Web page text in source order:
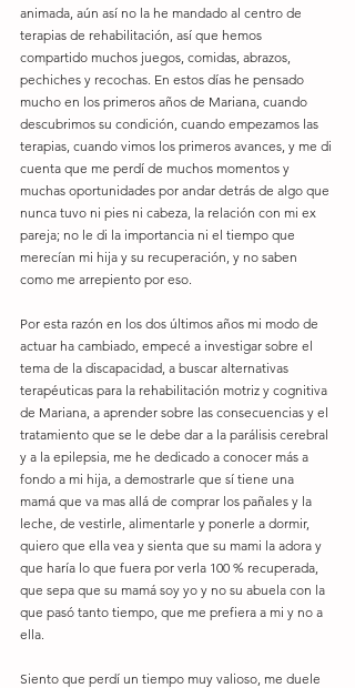
animada, aún así no la he mandado al centro de
terapias de rehabilitación, así que hemos
compartido muchos juegos, comidas, abrazos,
pechiches y recochas. En estos días he pensado
mucho en los primeros años de Mariana, cuando
descubrimos su condición, cuando empezamos las
terapias, cuando vimos los primeros avances, y me di
cuenta que me perdí de muchos momentos y
muchas oportunidades por andar detrás de algo que
nunca tuvo ni pies ni cabeza, la relación con mi ex
pareja; no le di la importancia ni el tiempo que
merecían mi hija y su recuperación, y no saben
como me arrepiento por eso.
Por esta razón en los dos últimos años mi modo de
actuar ha cambiado, empecé a investigar sobre el
tema de la discapacidad, a buscar alternativas
terapéuticas para la rehabilitación motriz y cognitiva
de Mariana, a aprender sobre las consecuencias y el
tratamiento que se le debe dar a la parálisis cerebral
y a la epilepsia, me he dedicado a conocer más a
fondo a mi hija, a demostrarle que sí tiene una
mamá que va mas allá de comprar los pañales y la
leche, de vestirle, alimentarle y ponerle a dormir,
quiero que ella vea y sienta que su mami la adora y
que haría lo que fuera por verla 100 % recuperada,
que sepa que su mamá soy yo y no su abuela con la
que pasó tanto tiempo, que me prefiera a mi y no a
ella.
Siento que perdí un tiempo muy valioso, me duele